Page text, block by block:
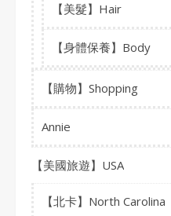
【美髮】Hair
【身體保養】Body
【購物】Shopping
Annie
【美國旅遊】USA
【北卡】North Carolina